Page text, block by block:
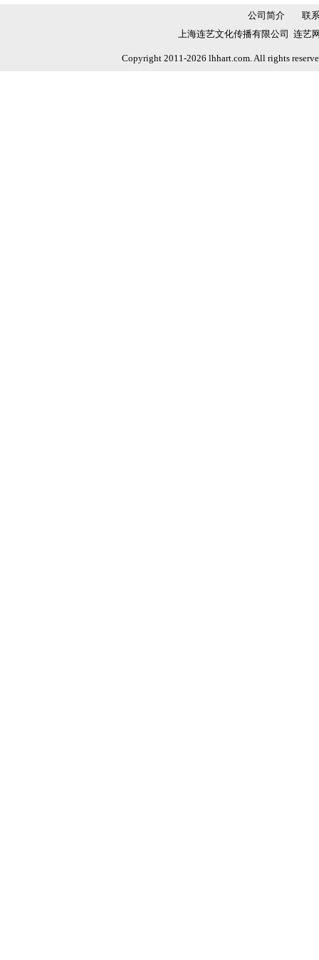
公司简介
联
上海连艺文化传播有限公司 连艺
Copyright 2011-2026 lhhart.com. All rights